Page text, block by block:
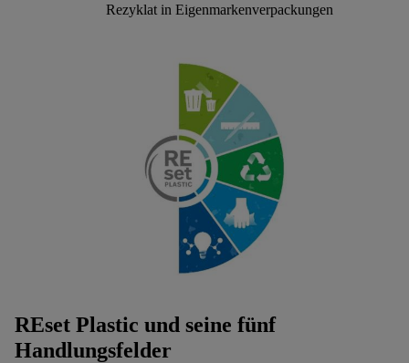
Rezyklat in Eigenmarkenverpackungen
REset Plastic und seine fünf
Handlungsfelder